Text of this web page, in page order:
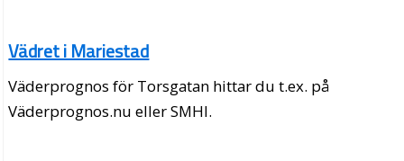
Vädret i Mariestad
Väderprognos för Torsgatan hittar du t.ex. på
Väderprognos.nu eller SMHI.